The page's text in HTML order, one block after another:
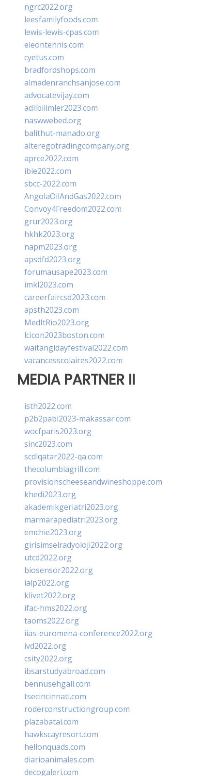
ngrc2022.org
leesfamilyfoods.com
lewis-lewis-cpas.com
eleontennis.com
cyetus.com
bradfordshops.com
almadenranchsanjose.com
advocatevijay.com
adlibilimler2023.com
naswwebed.org
balithut-manado.org
alteregotradingcompany.org
aprce2022.com
ibie2022.com
sbcc-2022.com
AngolaOilAndGas2022.com
Convoy4Freedom2022.com
grur2023.org
hkhk2023.org
napm2023.org
apsdfd2023.org
forumausape2023.com
imkl2023.com
careerfaircsd2023.com
apsth2023.com
MedItRio2023.org
lcicon2023boston.com
waitangidayfestival2022.com
vacancesscolaires2022.com
MEDIA PARTNER II
isth2022.com
p2b2pabi2023-makassar.com
wocfparis2023.org
sinc2023.com
scdlqatar2022-qa.com
thecolumbiagrill.com
provisionscheeseandwineshoppe.com
khedi2023.org
akademikgeriatri2023.org
marmarapediatri2023.org
emchie2023.org
girisimselradyoloji2022.org
utcd2022.org
biosensor2022.org
ialp2022.org
klivet2022.org
ifac-hms2022.org
taoms2022.org
iias-euromena-conference2022.org
ivd2022.org
csity2022.org
ibsarstudyabroad.com
bennusehgall.com
tsecincinnati.com
roderconstructiongroup.com
plazabatai.com
hawkscayresort.com
hellonquads.com
diarioanimales.com
decogaleri.com